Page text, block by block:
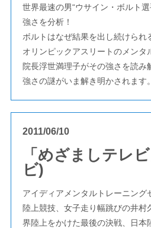
世界最速の男“ウサイン・ボルト
強さを分析！
ボルトはなぜ結果を出し続けられ
オリンピックアスリートのメンタ
院長浮世満理子がその強さを読み
強さの謎がいま解き明かされます。
2011/06/10
「めざましテレ
ビ)
アイディアメンタルトレーニング
陸上競技、女子走り幅跳びの井村
界陸上をかけた最後の決戦、日本